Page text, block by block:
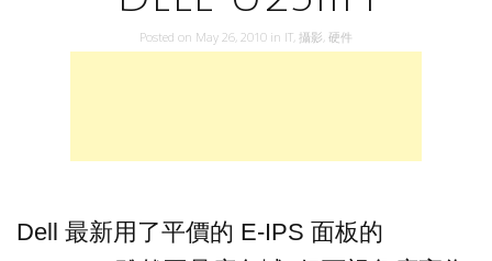
Posted on May 26, 2010 in IT 攝影 硬件
Dell 最新用了平價的 E-IPS 面板的